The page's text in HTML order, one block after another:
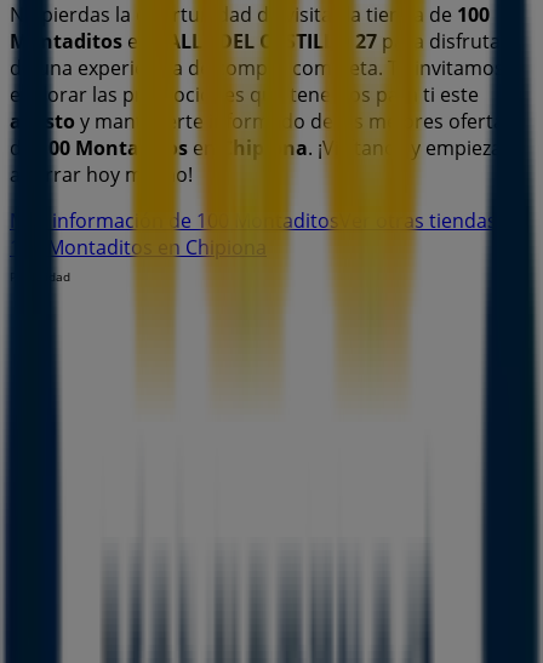
No pierdas la oportunidad de visitar la tienda de 100
Montaditos en CALLE DEL CASTILLO 27 para disfrutar
de una experiencia de compra completa. Te invitamos a
explorar las promociones que tenemos para ti este
agosto y mantenerte informado de las mejores ofertas
de
100 Montaditos en Chipiona. ¡Visítanos y empieza a
ahorrar hoy mismo!
Más información de 100 Montaditos
Ver otras tiendas de
100 Montaditos en Chipiona
Publicidad